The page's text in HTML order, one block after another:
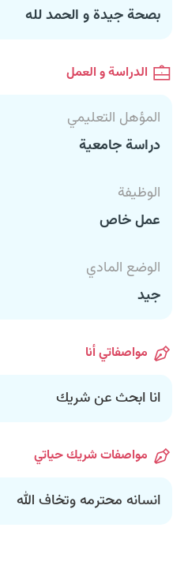
بصحة جيدة و الحمد لله
الدراسة و العمل
المؤهل التعليمي
دراسة جامعية
الوظيفة
عمل خاص
الوضع المادي
جيد
مواصفاتي أنا
انا ابحث عن شريك
مواصفات شريك حياتي
انسانه محترمه وتخاف الله